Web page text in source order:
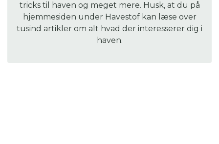
tricks til haven og meget mere. Husk, at du på
hjemmesiden under Havestof kan læse over
tusind artikler om alt hvad der interesserer dig i
haven.